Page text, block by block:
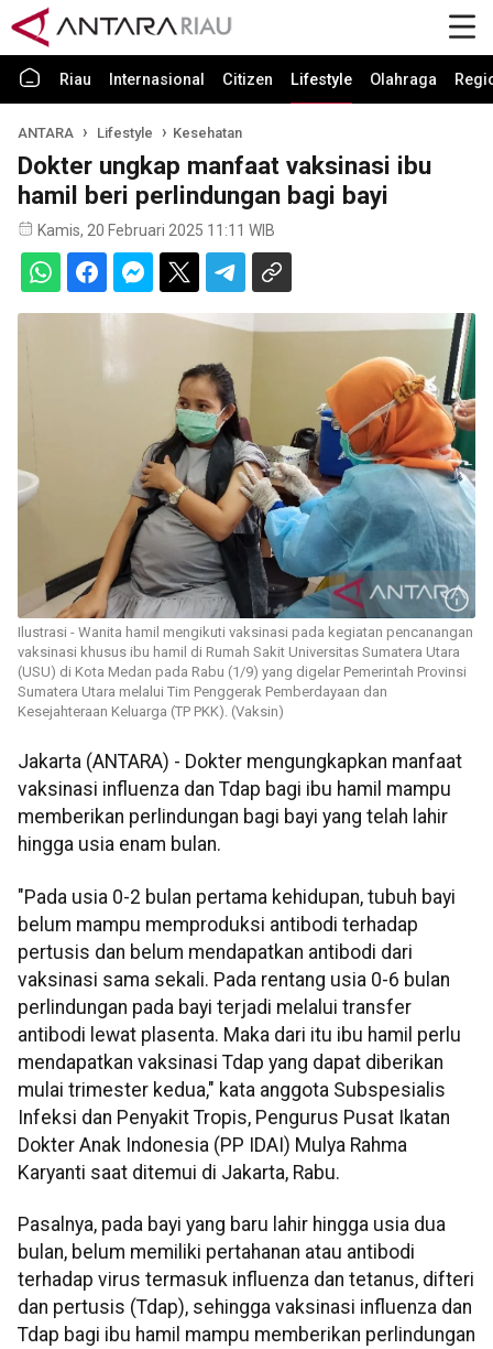
Riau Internasional Citizen Lifestyle Olahraga
ANTARA Lifestyle Kesehatan
Dokter ungkap manfaat vaksinasi ibu
hamil beri perlindungan bagi bayi
Kamis, 20 Februari 2025 11:11 WIB
Ilustrasi - Wanita hamil mengikuti vaksinasi pada kegiatan pencanangan
vaksinasi khusus ibu hamil di Rumah Sakit Universitas Sumatera Utara
(USU) di Kota Medan pada Rabu (1/9) yang digelar Pemerintah Provinsi
Sumatera Utara melalui Tim Penggerak Pemberdayaan dan
Kesejahteraan Keluarga (TP PKK). (Vaksin)
Jakarta (ANTARA) - Dokter mengungkapkan manfaat
vaksinasi influenza dan Tdap bagi ibu hamil mampu
memberikan perlindungan bagi bayi yang telah lahir
hingga usia enam bulan.
"Pada usia 0-2 bulan pertama kehidupan, tubuh bayi
belum mampu memproduksi antibodi terhadap
pertusis dan belum mendapatkan antibodi dari
vaksinasi sama sekali. Pada rentang usia 0-6 bulan
perlindungan pada bayi terjadi melalui transfer
antibodi lewat plasenta. Maka dari itu ibu hamil perlu
mendapatkan vaksinasi Tdap yang dapat diberikan
mulai trimester kedua," kata anggota Subspesialis
Infeksi dan Penyakit Tropis, Pengurus Pusat Ikatan
Dokter Anak Indonesia (PP IDAI) Mulya Rahma
Karyanti saat ditemui di Jakarta, Rabu.
Pasalnya, pada bayi yang baru lahir hingga usia dua
bulan, belum memiliki pertahanan atau antibodi
terhadap virus termasuk influenza dan tetanus, difteri
dan pertusis (Tdap), sehingga vaksinasi influenza dan
Tdap bagi ibu hamil mampu memberikan perlindungan